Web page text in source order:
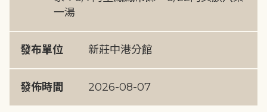
一湯
發布單位 新莊中港分館
發佈時間 2026-08-07